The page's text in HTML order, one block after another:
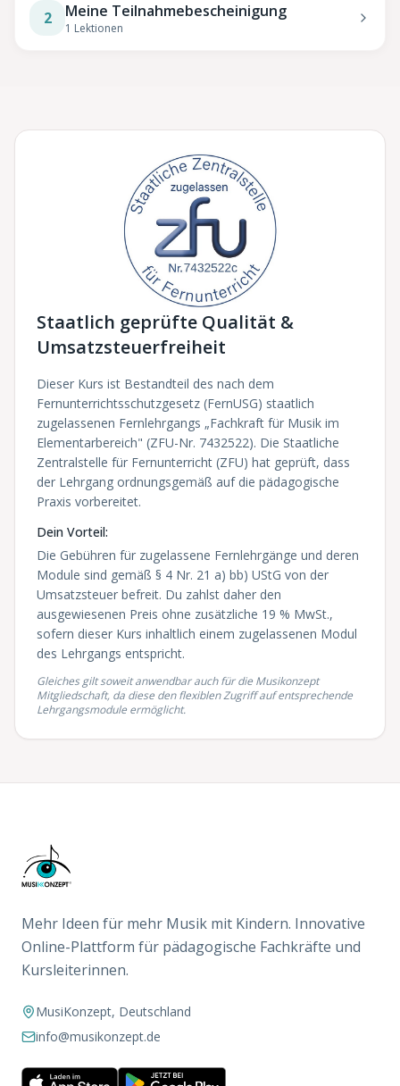
2 Meine Teilnahmebescheinigung
1 Lektionen
Staatlich geprüfte Qualität &
Umsatzsteuerfreiheit
Dieser Kurs ist Bestandteil des nach dem
Fernunterrichtsschutzgesetz (FernUSG) staatlich
zugelassenen Fernlehrgangs „Fachkraft für Musik im
Elementarbereich" (ZFU-Nr. 7432522). Die Staatliche
Zentralstelle für Fernunterricht (ZFU) hat geprüft, dass
der Lehrgang ordnungsgemäß auf die pädagogische
Praxis vorbereitet.
Dein Vorteil:
Die Gebühren für zugelassene Fernlehrgänge und deren
Module sind gemäß § 4 Nr. 21 a) bb) UStG von der
Umsatzsteuer befreit. Du zahlst daher den
ausgewiesenen Preis ohne zusätzliche 19 % MwSt.,
sofern dieser Kurs inhaltlich einem zugelassenen Modul
des Lehrgangs entspricht.
Gleiches gilt soweit anwendbar auch für die Musikonzept
Mitgliedschaft, da diese den flexiblen Zugriff auf entsprechende
Lehrgangsmodule ermöglicht.
Mehr Ideen für mehr Musik mit Kindern. Innovative
Online-Plattform für pädagogische Fachkräfte und
Kursleiterinnen.
MusiKonzept, Deutschland
info@musikonzept.de